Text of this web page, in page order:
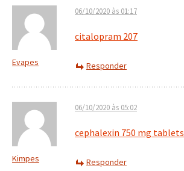
Evapes
06/10/2020 às 01:17
citalopram 207
Responder
Kimpes
06/10/2020 às 05:02
cephalexin 750 mg tablets
Responder